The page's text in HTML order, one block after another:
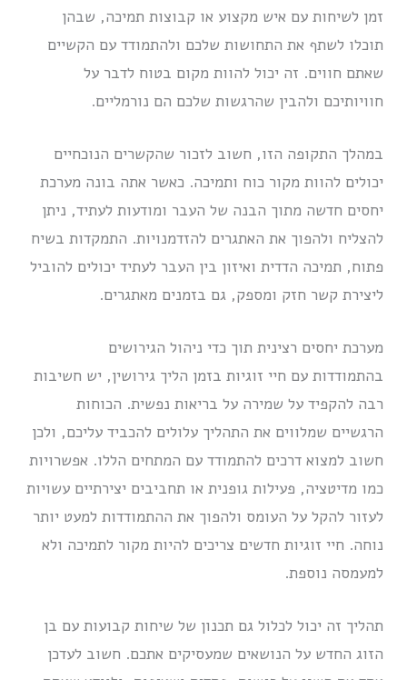
זמן לשיחות עם איש מקצוע או קבוצות תמיכה, שבהן
תוכלו לשתף את התחושות שלכם ולהתמודד עם הקשיים
שאתם חווים. זה יכול להוות מקום בטוח לדבר על
חוויותיכם ולהבין שהרגשות שלכם הם נורמליים.
במהלך התקופה הזו, חשוב לזכור שהקשרים הנוכחיים
יכולים להוות מקור כוח ותמיכה. כאשר אתה בונה מערכת
יחסים חדשה מתוך הבנה של העבר ומודעות לעתיד, ניתן
להצליח ולהפוך את האתגרים להזדמנויות. התמקדות בשיח
פתוח, תמיכה הדדית ואיזון בין העבר לעתיד יכולים להוביל
ליצירת קשר חזק ומספק, גם בזמנים מאתגרים.
מערכת יחסים רצינית תוך כדי ניהול הגירושים
בהתמודדות עם חיי זוגיות בזמן הליך גירושין, יש חשיבות
רבה להקפיד על שמירה על בריאות נפשית. הכוחות
הרגשיים שמלווים את התהליך עלולים להכביד עליכם, ולכן
חשוב למצוא דרכים להתמודד עם המתחים הללו. אפשרויות
כמו מדיטציה, פעילות גופנית או תחביבים יצירתיים עשויות
לעזור להקל על העומס ולהפוך את ההתמודדות למעט יותר
נוחה. חיי זוגיות חדשים צריכים להיות מקור לתמיכה ולא
למעמסה נוספת.
תהליך זה יכול לכלול גם תכנון של שיחות קבועות עם בן
הזוג החדש על הנושאים שמעסיקים אתכם. חשוב לעדכן